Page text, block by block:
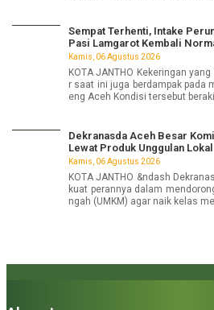
Sempat Terhenti, Intake
Pasi Lamgarot Kembali
Kamis, 06 Agustus 2026
KOTA JANTHO Kekeringan
r saat ini juga berdampak pada
eng Aceh Kondisi tersebut
Dekranasda Aceh Besar
Lewat Produk Unggulan Lokal
Kamis, 06 Agustus 2026
KOTA JANTHO &ndash
kuat perannya dalam
ngah (UMKM) agar naik kelas